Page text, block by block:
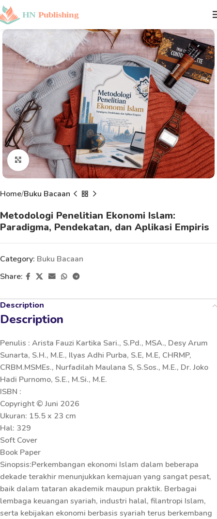
Click to enlarge
Home Buku Bacaan
Metodologi Penelitian Ekonomi Islam:
Paradigma, Pendekatan, dan Aplikasi Empiris
Category: Buku Bacaan
Share:
Description
Description
Penulis : Arista Fauzi Kartika Sari., S.Pd., MSA., Desy Arum
Sunarta, S.H., M.E., Ilyas Adhi Purba, S.E, M.E, CHRMP,
CRBM.MSMEs., Nurfadilah Maulana S, S.Sos., M.E., Dr. Joko
Hadi Purnomo, S.E., M.Si., M.E.
ISBN :
Copyright © Juni 2026
Ukuran: 15.5 x 23 cm
Hal: 329
Soft Cover
Book Paper
Sinopsis:Perkembangan ekonomi Islam dalam beberapa
dekade terakhir menunjukkan kemajuan yang sangat pesat,
baik dalam tataran akademik maupun praktik. Berbagai
lembaga keuangan syariah, industri halal, filantropi Islam,
serta kebijakan ekonomi berbasis syariah terus berkembang